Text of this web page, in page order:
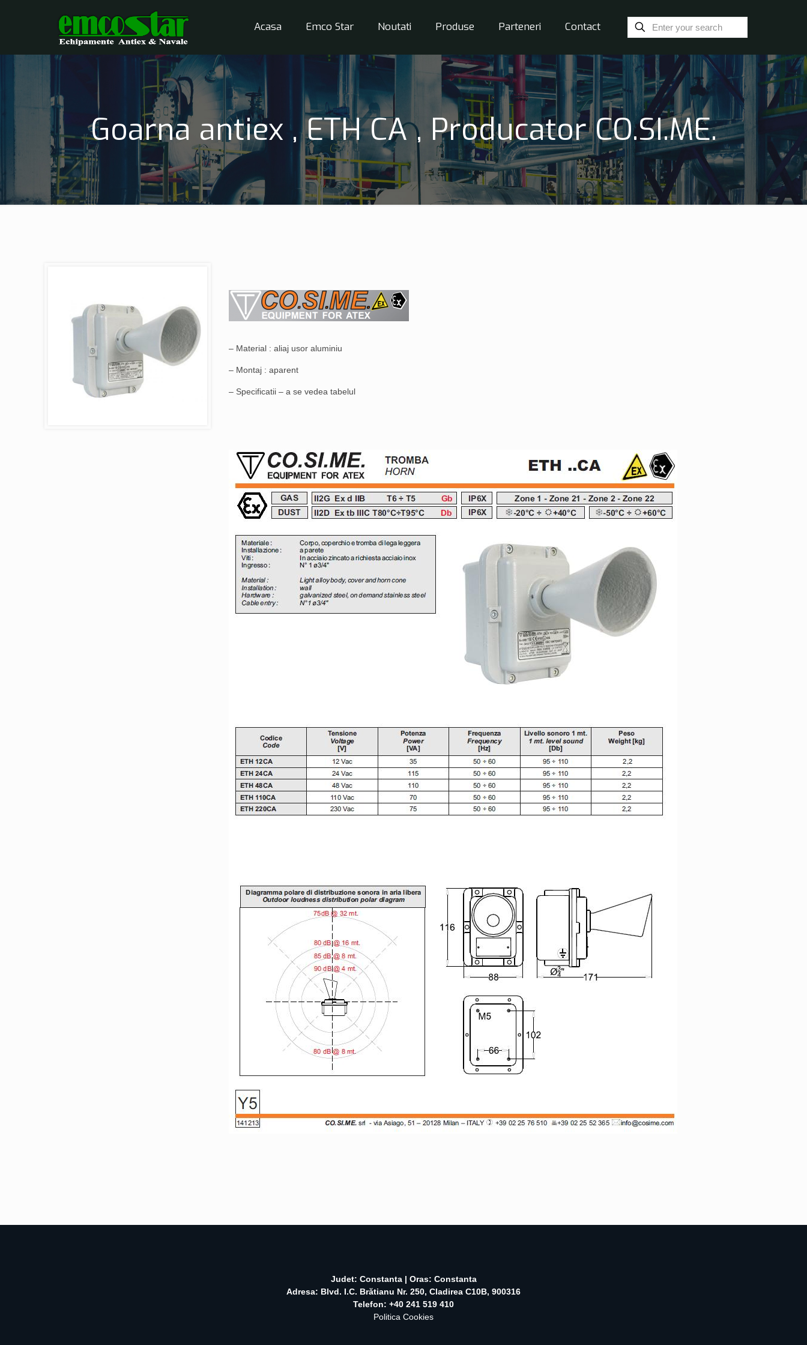
Acasa Emco Star Noutati Produse Parteneri Contact
Goarna antiex , ETH CA , Producator CO.SI.ME.
– Material : aliaj usor aluminiu
– Montaj : aparent
– Specificatii – a se vedea tabelul
Judet: Constanta | Oras: Constanta
Adresa: Blvd. I.C. Brătianu Nr. 250, Cladirea C10B, 900316
Telefon: +40 241 519 410
Politica Cookies